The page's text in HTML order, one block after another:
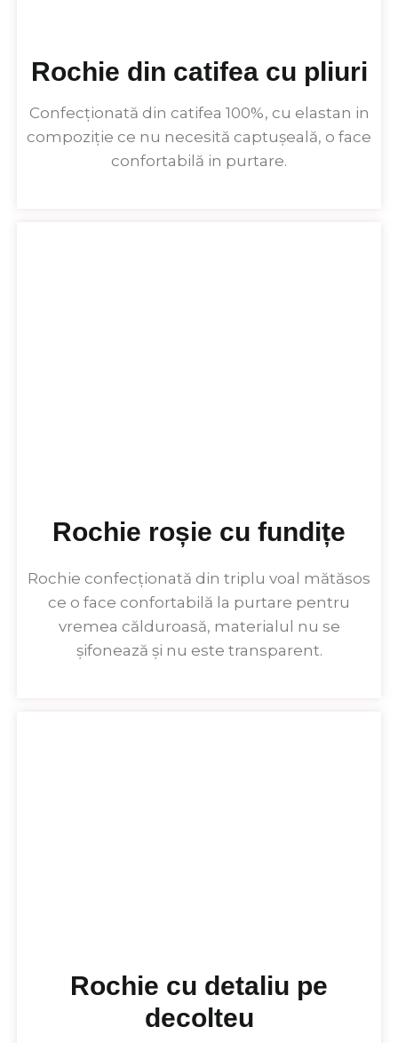
Rochie din catifea cu pliuri
Confecționată din catifea 100%, cu elastan in
compoziție ce nu necesită captușeală, o face
confortabilă in purtare.
Rochie roșie cu fundițe
Rochie confecționată din triplu voal mătăsos
ce o face confortabilă la purtare pentru
vremea călduroasă, materialul nu se
șifonează și nu este transparent.
Rochie cu detaliu pe
decolteu